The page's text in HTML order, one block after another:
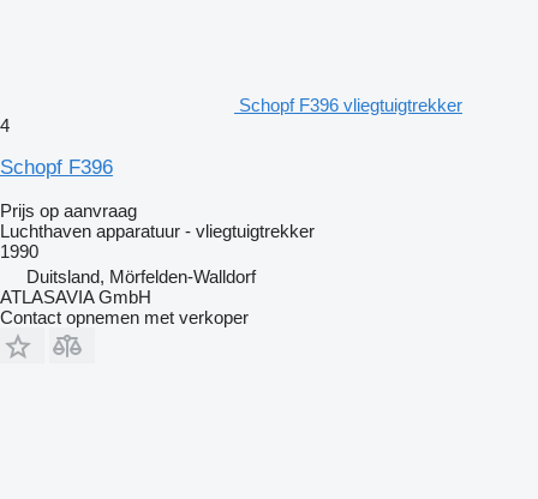
Schopf F396 vliegtuigtrekker
4
Schopf F396
Prijs op aanvraag
Luchthaven apparatuur - vliegtuigtrekker
1990
Duitsland, Mörfelden-Walldorf
ATLASAVIA GmbH
Contact opnemen met verkoper